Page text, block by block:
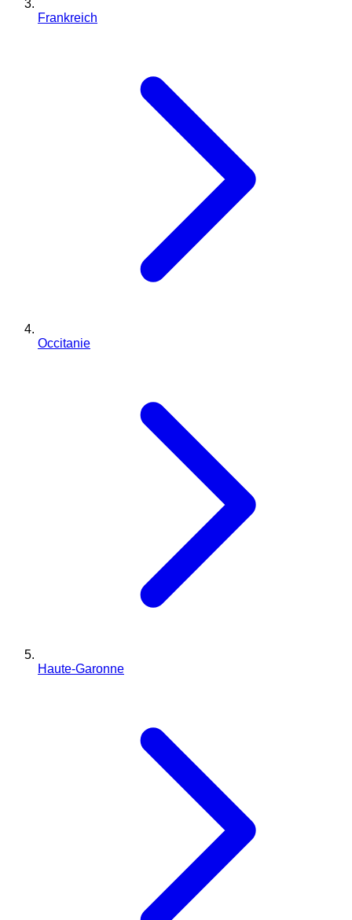
Frankreich
Occitanie
Haute-Garonne